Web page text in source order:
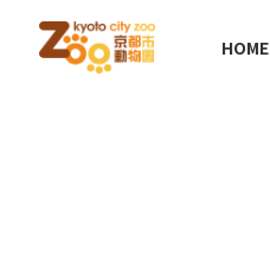
HOME